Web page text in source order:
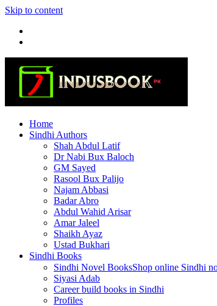
Skip to content
Home
Sindhi Authors
Shah Abdul Latif
Dr Nabi Bux Baloch
GM Sayed
Rasool Bux Palijo
Najam Abbasi
Badar Abro
Abdul Wahid Arisar
Amar Jaleel
Shaikh Ayaz
Ustad Bukhari
Sindhi Books
Sindhi Novel Books
Siyasi Adab
Career build books in Sindhi
Profiles